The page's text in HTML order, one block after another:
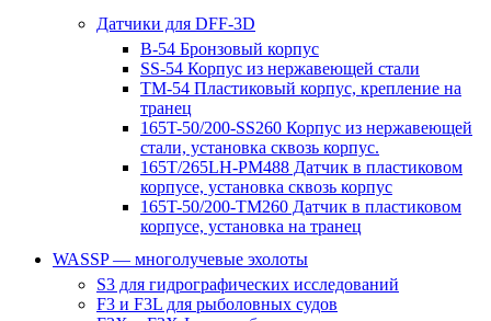
Датчики для DFF-3D
B-54 Бронзовый корпус
SS-54 Корпус из нержавеющей стали
TM-54 Пластиковый корпус, крепление на
транец
165T-50/200-SS260 Корпус из нержавеющей
стали, установка сквозь корпус.
165T/265LH-PM488 Датчик в пластиковом
корпусе, установка сквозь корпус
165T-50/200-TM260 Датчик в пластиковом
корпусе, установка на транец
WASSP — многолучевые эхолоты
S3 для гидрографических исследований
F3 и F3L для рыболовных судов